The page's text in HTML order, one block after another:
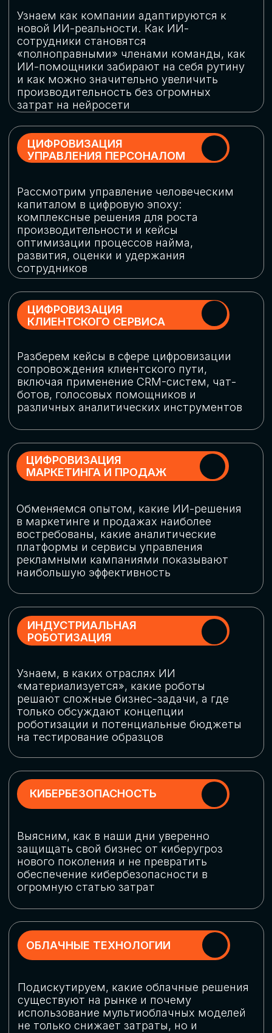
огромную статью затрат
ОБЛАЧНЫЕ ТЕХНОЛОГИИ
Подискутируем, какие облачные решения
существуют на рынке и почему
использование мультиоблачных моделей
не только снижает затраты, но и
«пересборки» бизнес-моделей
СКАЧАТЬ
ПРОГРАММУ
КОНФЕРЕНЦИИ
Оставьте заявку, мы направим вам
программу конференции
СКАЧАТЬ ПРОГРАММУ
СПИКЕРЫ
СТАТЬ СПИКЕРОМ
В конференции участвовали более 120 спикеров